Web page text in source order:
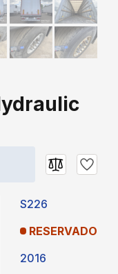
S226
RESERVADO
2016